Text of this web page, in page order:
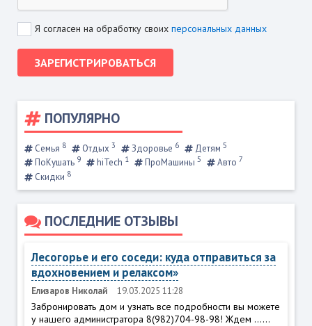
ПОПУЛЯРНО
Семья 8 Отдых 3 Здоровье 6 Детям 5
ПоКушать 9 hiTech 1 ПроМашины 5 Авто 7
Скидки 8
ПОСЛЕДНИЕ ОТЗЫВЫ
Лесогорье и его соседи: куда отправиться за
вдохновением и релаксом»
Елизаров Николай 19.03.2025 11:28
Забронировать дом и узнать все подробности вы можете
у нашего администратора 8(982)704-98-98! Ждем ......
Я согласен на обработку своих персональных данных
ЗАРЕГИСТРИРОВАТЬСЯ